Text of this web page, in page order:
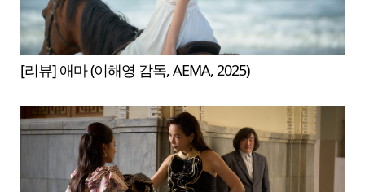
[리뷰] 애마 (이해영 감독, AEMA, 2025)